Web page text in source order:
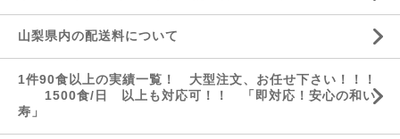
山梨県内の配送料について
1件90食以上の実績一覧！ 大型注文、お任せ下さい！！！
1500食/日 以上も対応可！！ 「即対応！安心の和い
寿」